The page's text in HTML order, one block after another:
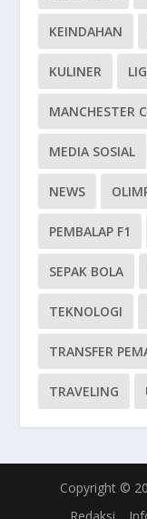
KEINDAHAN
KULINER
MANCHESTER
MEDIA SOSIAL
NEWS
PEMBALAP F1
SEPAK BOLA
TEKNOLOGI
TRANSFER
TRAVELING
Copyright ©
Redaksi